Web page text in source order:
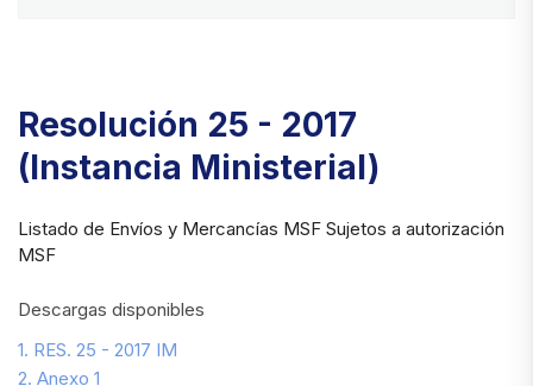
Resolución 25 - 2017
(Instancia Ministerial)
Listado de Envíos y Mercancías MSF Sujetos a autorización
MSF
Descargas disponibles
1. RES. 25 - 2017 IM
2. Anexo 1